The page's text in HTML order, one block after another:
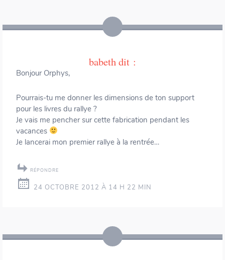
babeth dit :
Bonjour Orphys,
Pourrais-tu me donner les dimensions de ton support
pour les livres du rallye ?
Je vais me pencher sur cette fabrication pendant les
vacances
Je lancerai mon premier rallye à la rentrée…
RÉPONDRE
24 OCTOBRE 2012 À 14 H 22 MIN